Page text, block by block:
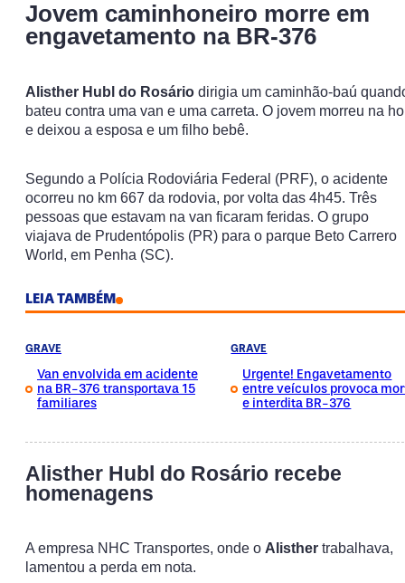
Jovem caminhoneiro morre em
engavetamento na BR-376
Alisther Hubl do Rosário dirigia um caminhão-baú
bateu contra uma van e uma carreta. O jovem morreu na
e deixou a esposa e um filho bebê.
Segundo a Polícia Rodoviária Federal (PRF), o acidente
ocorreu no km 667 da rodovia, por volta das 4h45. Três
pessoas que estavam na van ficaram feridas. O grupo
viajava de Prudentópolis (PR) para o parque Beto Carrero
World, em Penha (SC).
LEIA TAMBÉM
GRAVE
Van envolvida em acidente
na BR-376 transportava 15
familiares
GRAVE
Urgente! Engavetamento
entre veículos provoca
e interdita BR-376
Alisther Hubl do Rosário recebe
homenagens
A empresa NHC Transportes, onde o Alisther trabalhava,
lamentou a perda em nota.